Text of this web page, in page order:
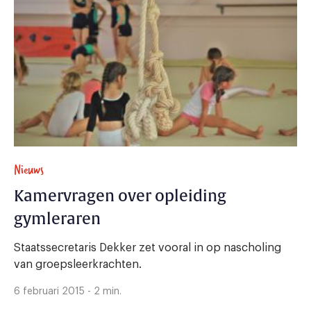
Nieuws
Kamervragen over opleiding
gymleraren
Staatssecretaris Dekker zet vooral in op nascholing
van groepsleerkrachten.
6 februari 2015 - 2 min.